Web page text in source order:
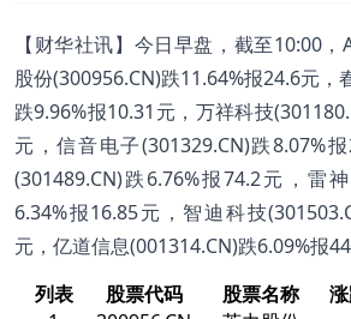
【财华社讯】今日早盘，截至10:00
股份(300956.CN)跌11.64%报24.6元，
跌9.96%报10.31元，万祥科技
元，信音电子(301329.CN)跌8.07%
(301489.CN)跌6.76%报74.2元，雷
6.34%报16.85元，智迪科技
元，亿道信息(001314.CN)跌6.09%报
列表
股票代码 股票名称